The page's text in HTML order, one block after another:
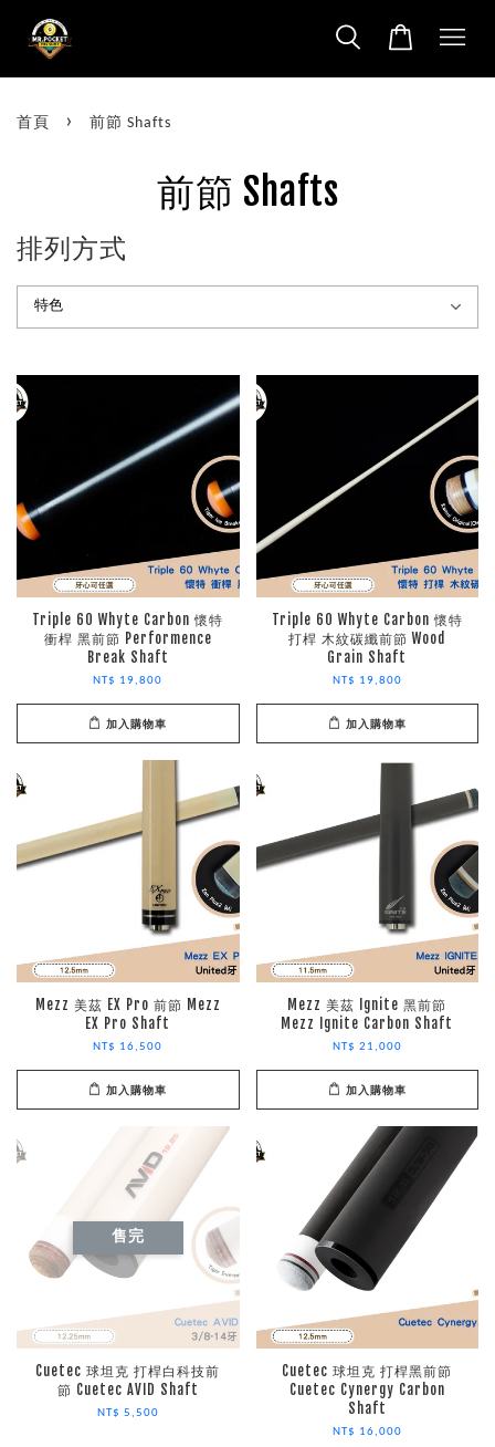
首頁 › 前節 Shafts
前節 Shafts
排列方式
Triple 60 Whyte Carbon 懷特
衝桿 黑前節 Performence
Break Shaft
NT$ 19,800
加入購物車
Triple 60 Whyte Carbon 懷特
打桿 木紋碳纖前節 Wood
Grain Shaft
NT$ 19,800
加入購物車
Mezz 美茲 EX Pro 前節 Mezz
EX Pro Shaft
NT$ 16,500
加入購物車
Mezz 美茲 Ignite 黑前節
Mezz Ignite Carbon Shaft
NT$ 21,000
加入購物車
售完
Cuetec 球坦克 打桿白科技前
節 Cuetec AVID Shaft
NT$ 5,500
Cuetec 球坦克 打桿黑前節
Cuetec Cynergy Carbon
Shaft
NT$ 16,000